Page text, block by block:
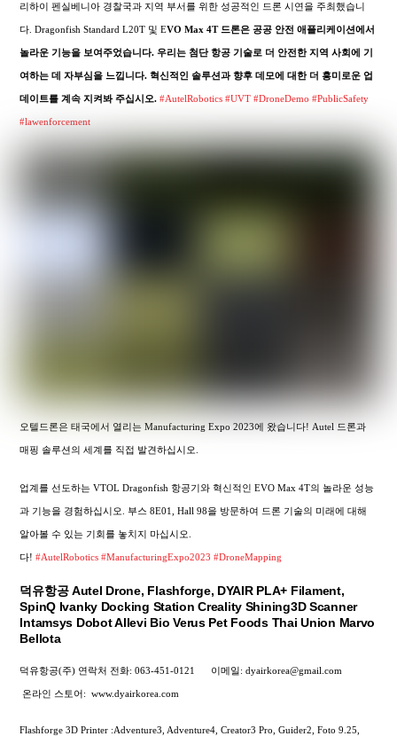
리하이 펜실베니아 경찰국과 지역 부서를 위한 성공적인 드론 시연을 주최했습니
다. Dragonfish Standard L20T 및 EVO Max 4T 드론은 공공 안전 애플리케이션에서
놀라운 기능을 보여주었습니다. 우리는 첨단 항공 기술로 더 안전한 지역 사회에 기
여하는 데 자부심을 느낍니다. 혁신적인 솔루션과 향후 데모에 대한 더 흥미로운 업
데이트를 계속 지켜봐 주십시오.#AutelRobotics #UVT #DroneDemo #PublicSafety
#lawenforcement
오텔드론은 태국에서 열리는 Manufacturing Expo 2023에 왔습니다! Autel 드론과
매핑 솔루션의 세계를 직접 발견하십시오.
업계를 선도하는 VTOL Dragonfish 항공기와 혁신적인 EVO Max 4T의 놀라운 성능
과 기능을 경험하십시오. 부스 8E01, Hall 98을 방문하여 드론 기술의 미래에 대해
알아볼 수 있는 기회를 놓치지 마십시오.
다!#AutelRobotics #ManufacturingExpo2023 #DroneMapping
덕유항공 Autel Drone, Flashforge, DYAIR PLA+ Filament,
SpinQ Ivanky Docking Station Creality Shining3D Scanner
Intamsys Dobot Allevi Bio Verus Pet Foods Thai Union Marvo
Bellota
덕유항공(주) 연락처 전화: 063-451-0121 이메일: dyairkorea@gmail.com
온라인 스토어: www.dyairkorea.com
Flashforge 3D Printer :Adventure3, Adventure4, Creator3 Pro, Guider2, Foto 9.25,